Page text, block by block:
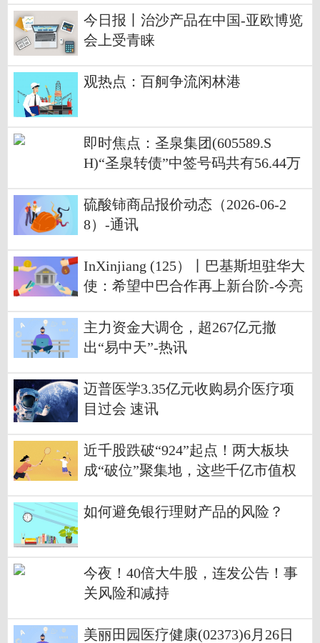
今日报丨治沙产品在中国-亚欧博览
会上受青睐
观热点：百舸争流闲林港
即时焦点：圣泉集团(605589.S
H)“圣泉转债”中签号码共有56.44万
硫酸铈商品报价动态（2026-06-2
8）-通讯
InXinjiang (125）丨巴基斯坦驻华大
使：希望中巴合作再上新台阶-今亮
主力资金大调仓，超267亿元撤
出“易中天”-热讯
迈普医学3.35亿元收购易介医疗项
目过会 速讯
近千股跌破“924”起点！两大板块
成“破位”聚集地，这些千亿市值权
如何避免银行理财产品的风险？
今夜！40倍大牛股，连发公告！事
关风险和减持
美丽田园医疗健康(02373)6月26日